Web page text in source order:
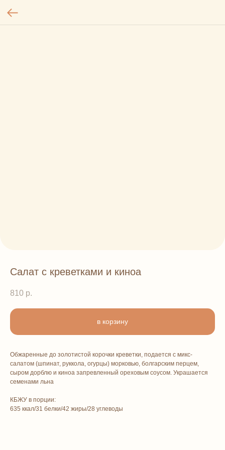
Салат с креветками и киноа
810 р.
в корзину
Обжаренные до золотистой корочки креветки, подается с микс-
салатом (шпинат, руккола, огурцы) морковью, болгарским перцем,
сыром дорблю и киноа запревленный ореховым соусом. Украшается
семенами льна
КБЖУ в порции:
635 ккал/31 белки/42 жиры/28 углеводы